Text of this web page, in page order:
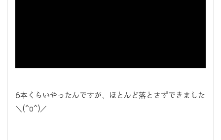
6本くらいやったんですが、ほとんど落とさずできました
＼(^o^)／